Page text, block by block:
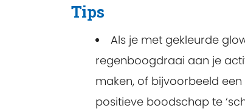
Tips
Als je met gekleurde
regenboogdraai aan je
maken, of bijvoorbeeld
positieve boodschap te